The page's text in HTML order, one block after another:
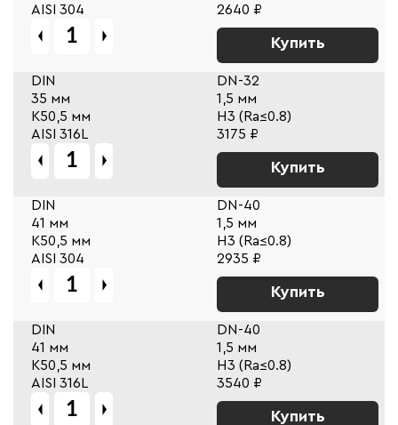
AISI 304
2640 ₽
Купить
DIN
DN-32
35 мм
1,5 мм
К50,5 мм
Н3 (Ra≤0.8)
AISI 316L
3175 ₽
Купить
DIN
DN-40
41 мм
1,5 мм
К50,5 мм
Н3 (Ra≤0.8)
AISI 304
2935 ₽
Купить
DIN
DN-40
41 мм
1,5 мм
К50,5 мм
Н3 (Ra≤0.8)
AISI 316L
3540 ₽
Купить